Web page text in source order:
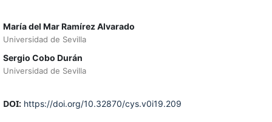
María del Mar Ramírez Alvarado
Universidad de Sevilla
Sergio Cobo Durán
Universidad de Sevilla
DOI: https://doi.org/10.32870/cys.v0i19.209